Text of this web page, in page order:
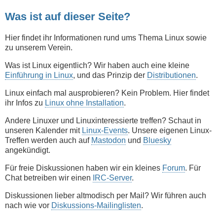
Was ist auf dieser Seite?
Hier findet ihr Informationen rund ums Thema Linux sowie
zu unserem Verein.
Was ist Linux eigentlich? Wir haben auch eine kleine
Einführung in Linux, und das Prinzip der Distributionen.
Linux einfach mal ausprobieren? Kein Problem. Hier findet
ihr Infos zu Linux ohne Installation.
Andere Linuxer und Linuxinteressierte treffen? Schaut in
unseren Kalender mit Linux-Events. Unsere eigenen Linux-
Treffen werden auch auf Mastodon und Bluesky
angekündigt.
Für freie Diskussionen haben wir ein kleines Forum. Für
Chat betreiben wir einen
IRC-Server.
Diskussionen lieber altmodisch per Mail? Wir führen auch
nach wie vor Diskussions-Mailinglisten.